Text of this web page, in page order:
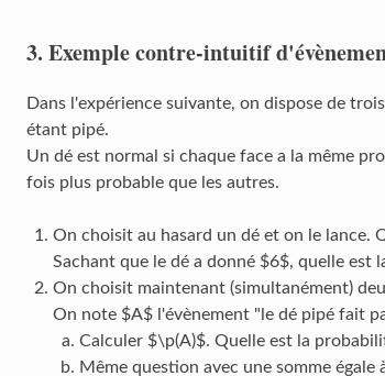
3. Exemple contre-intuitif
Dans l'expérience suivante, on dispose de
étant pipé.
Un dé est normal si chaque face a la même
fois plus probable que les autres.
On choisit au hasard un dé et on le lance.
Sachant que le dé a donné $6$, quelle est
On choisit maintenant (simultanément)
On note $A$ l'évènement "le dé pipé fait
Calculer $\p(A)$. Quelle est la
Même question avec une somme égale